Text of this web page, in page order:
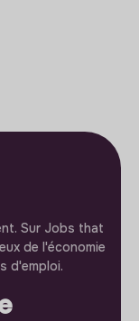
Sur Jobs that
de l'économie
d'emploi.